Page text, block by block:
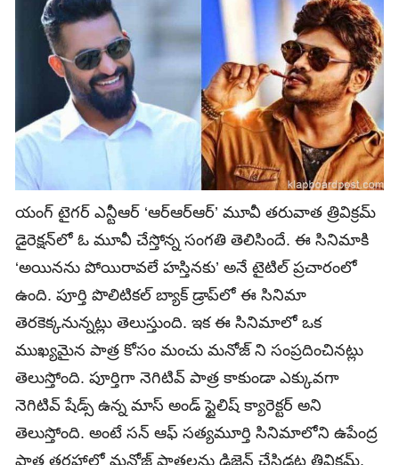
యంగ్‌ టైగర్‌ ఎన్టీఆర్ ‘ఆర్ఆర్ఆర్’ మూవీ తరువాత త్రివిక్రమ్
డైరెక్షన్‌లో ఓ మూవీ చేస్తోన్న సంగతి తెలిసిందే. ఈ సినిమాకి
‘అయినను పోయిరావలే హస్తినకు’ అనే టైటిల్‌ ప్రచారంలో
ఉంది. పూర్తి పొలిటికల్ బ్యాక్ డ్రాప్‌లో ఈ సినిమా
తెరకెక్కనున్నట్లు తెలుస్తుంది. ఇక ఈ సినిమాలో ఒక
ముఖ్యమైన పాత్ర కోసం మంచు మనోజ్ ని సంప్రదించినట్లు
తెలుస్తోంది. పూర్తిగా నెగిటివ్ పాత్ర కాకుండా ఎక్కువగా
నెగిటివ్ షేడ్స్ ఉన్న మాస్ అండ్ స్టైలిష్ క్యారెక్టర్ అని
తెలుస్తోంది. అంటే సన్ ఆఫ్ సత్యమూర్తి సినిమాలోని ఉపేంద్ర
పాత్ర తరహాలో మనోజ్ పాత్రలను డిజైన్ చేసిడట త్రివిక్రమ్.